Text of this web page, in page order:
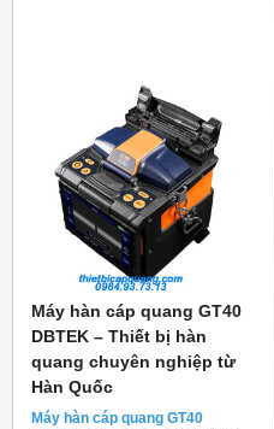
Máy hàn cáp quang GT40
DBTEK – Thiết bị hàn
quang chuyên nghiệp từ
Hàn Quốc
Máy hàn cáp quang GT40